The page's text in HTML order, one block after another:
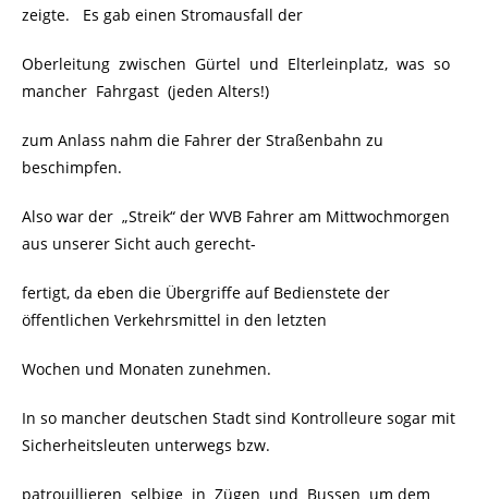
zeigte. Es gab einen Stromausfall der
Oberleitung zwischen Gürtel und Elterleinplatz, was so
mancher Fahrgast (jeden Alters!)
zum Anlass nahm die Fahrer der Straßenbahn zu
beschimpfen.
Also war der „Streik“ der WVB Fahrer am Mittwochmorgen
aus unserer Sicht auch gerecht-
fertigt, da eben die Übergriffe auf Bedienstete der
öffentlichen Verkehrsmittel in den letzten
Wochen und Monaten zunehmen.
In so mancher deutschen Stadt sind Kontrolleure sogar mit
Sicherheitsleuten unterwegs bzw.
patrouillieren selbige in Zügen und Bussen um dem